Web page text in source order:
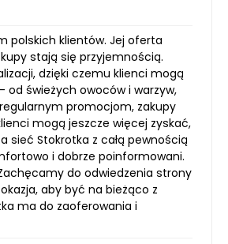
polskich klientów. Jej oferta
stają się przyjemnością.
dzięki czemu klienci mogą
od świeżych owoców i warzyw,
promocjom, zakupy
mogą jeszcze więcej zyskać,
sieć Stokrotka z całą pewnością
i dobrze poinformowani.
do odwiedzenia strony
aby być na bieżąco z
ma do zaoferowania i